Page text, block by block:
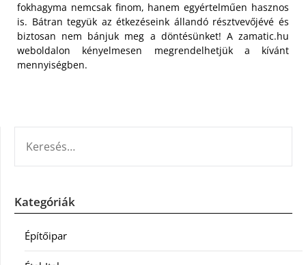
fokhagyma nemcsak finom, hanem egyértelműen hasznos
is. Bátran tegyük az étkezéseink állandó résztvevőjévé és
biztosan nem bánjuk meg a döntésünket! A zamatic.hu
weboldalon kényelmesen megrendelhetjük a kívánt
mennyiségben.
Kategóriák
Építőipar